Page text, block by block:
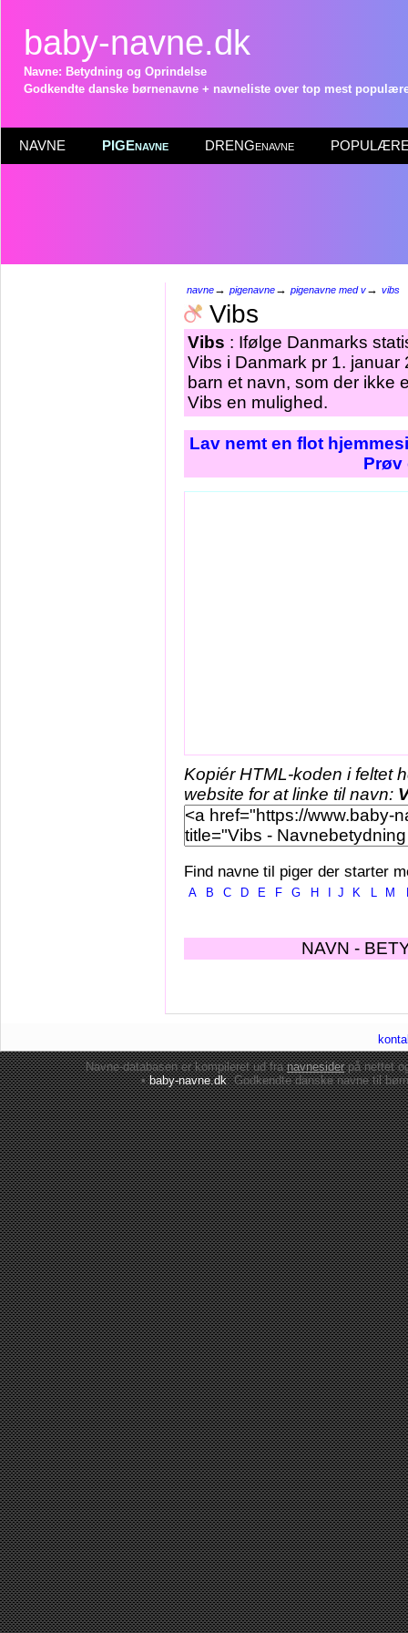
baby-navne.dk
Navne: Betydning og Oprindelse
Godkendte danske børnenavne + navneliste over top mest
NAVNE PIGEnavne DRENGenavne POPULÆRE
navne→ pigenavne→ pigenavne med v→ vibs
Vibs
Vibs : Ifølge Danmarks
Vibs i Danmark pr 1.
barn et navn, som der ikke
Vibs en mulighed.
Lav nemt en flot
Prøv
Kopiér HTML-koden i feltet
website for at linke til navn:
Find navne til piger der starter
A B C D E F G H J K L M
NAVN -
Navne-databasen er kompileret ud franavnesiderpå nettet
•baby-navne.dk: Godkendte danskenavne til børn